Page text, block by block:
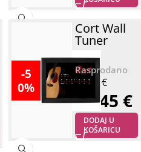
-5
0%
Cort Wall
Tuner
92,90€
46,45 €
DODAJ U
KOŠARICU